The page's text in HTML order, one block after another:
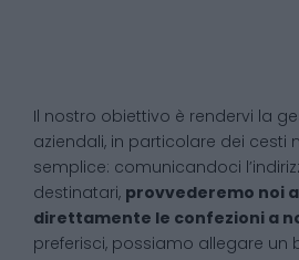
Il nostro obiettivo è rendervi la
aziendali, in particolare dei cesti
semplice: comunicandoci
destinatari, provvederemo noi
direttamente le confezioni a
preferisci, possiamo allegare un